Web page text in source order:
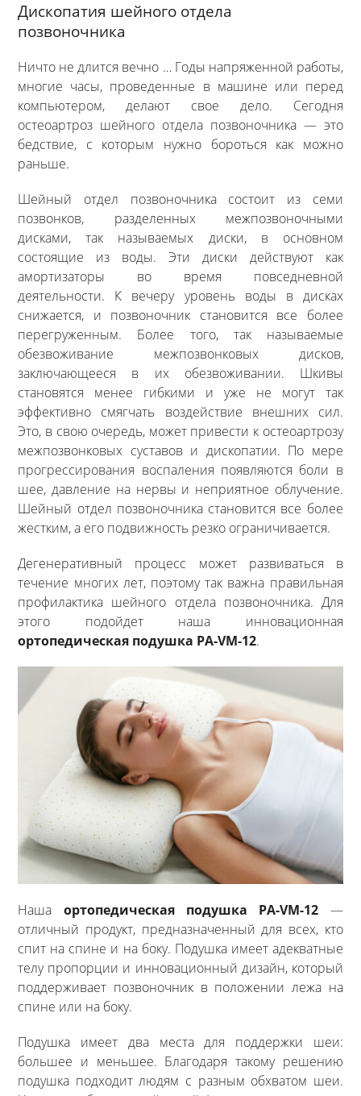
Дископатия шейного отдела
позвоночника
Ничто не длится вечно … Годы напряженной работы,
многие часы, проведенные в машине или перед
компьютером, делают свое дело. Сегодня
остеоартроз шейного отдела позвоночника — это
бедствие, с которым нужно бороться как можно
раньше.
Шейный отдел позвоночника состоит из семи
позвонков, разделенных межпозвоночными
дисками, так называемых диски, в основном
состоящие из воды. Эти диски действуют как
амортизаторы во время повседневной
деятельности. К вечеру уровень воды в дисках
снижается, и позвоночник становится все более
перегруженным. Более того, так называемые
обезвоживание межпозвонковых дисков,
заключающееся в их обезвоживании. Шкивы
становятся менее гибкими и уже не могут так
эффективно смягчать воздействие внешних сил.
Это, в свою очередь, может привести к остеоартрозу
межпозвонковых суставов и дископатии. По мере
прогрессирования воспаления появляются боли в
шее, давление на нервы и неприятное облучение.
Шейный отдел позвоночника становится все более
жестким, а его подвижность резко ограничивается.
Дегенеративный процесс может развиваться в
течение многих лет, поэтому так важна правильная
профилактика шейного отдела позвоночника. Для
этого подойдет наша инновационная
ортопедическая подушка PA-VM-12.
Наша ортопедическая подушка PA-VM-12 —
отличный продукт, предназначенный для всех, кто
спит на спине и на боку. Подушка имеет адекватные
телу пропорции и инновационный дизайн, который
поддерживает позвоночник в положении лежа на
спине или на боку.
Подушка имеет два места для поддержки шеи:
большее и меньшее. Благодаря такому решению
подушка подходит людям с разным обхватом шеи.